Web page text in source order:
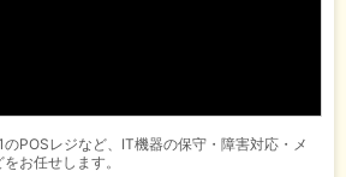
のPOSレジなど、IT機器の保守・障害対応・メ
お任せします。